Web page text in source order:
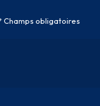
Champs obligatoires